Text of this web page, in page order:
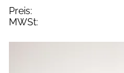
Preis:
MWSt: